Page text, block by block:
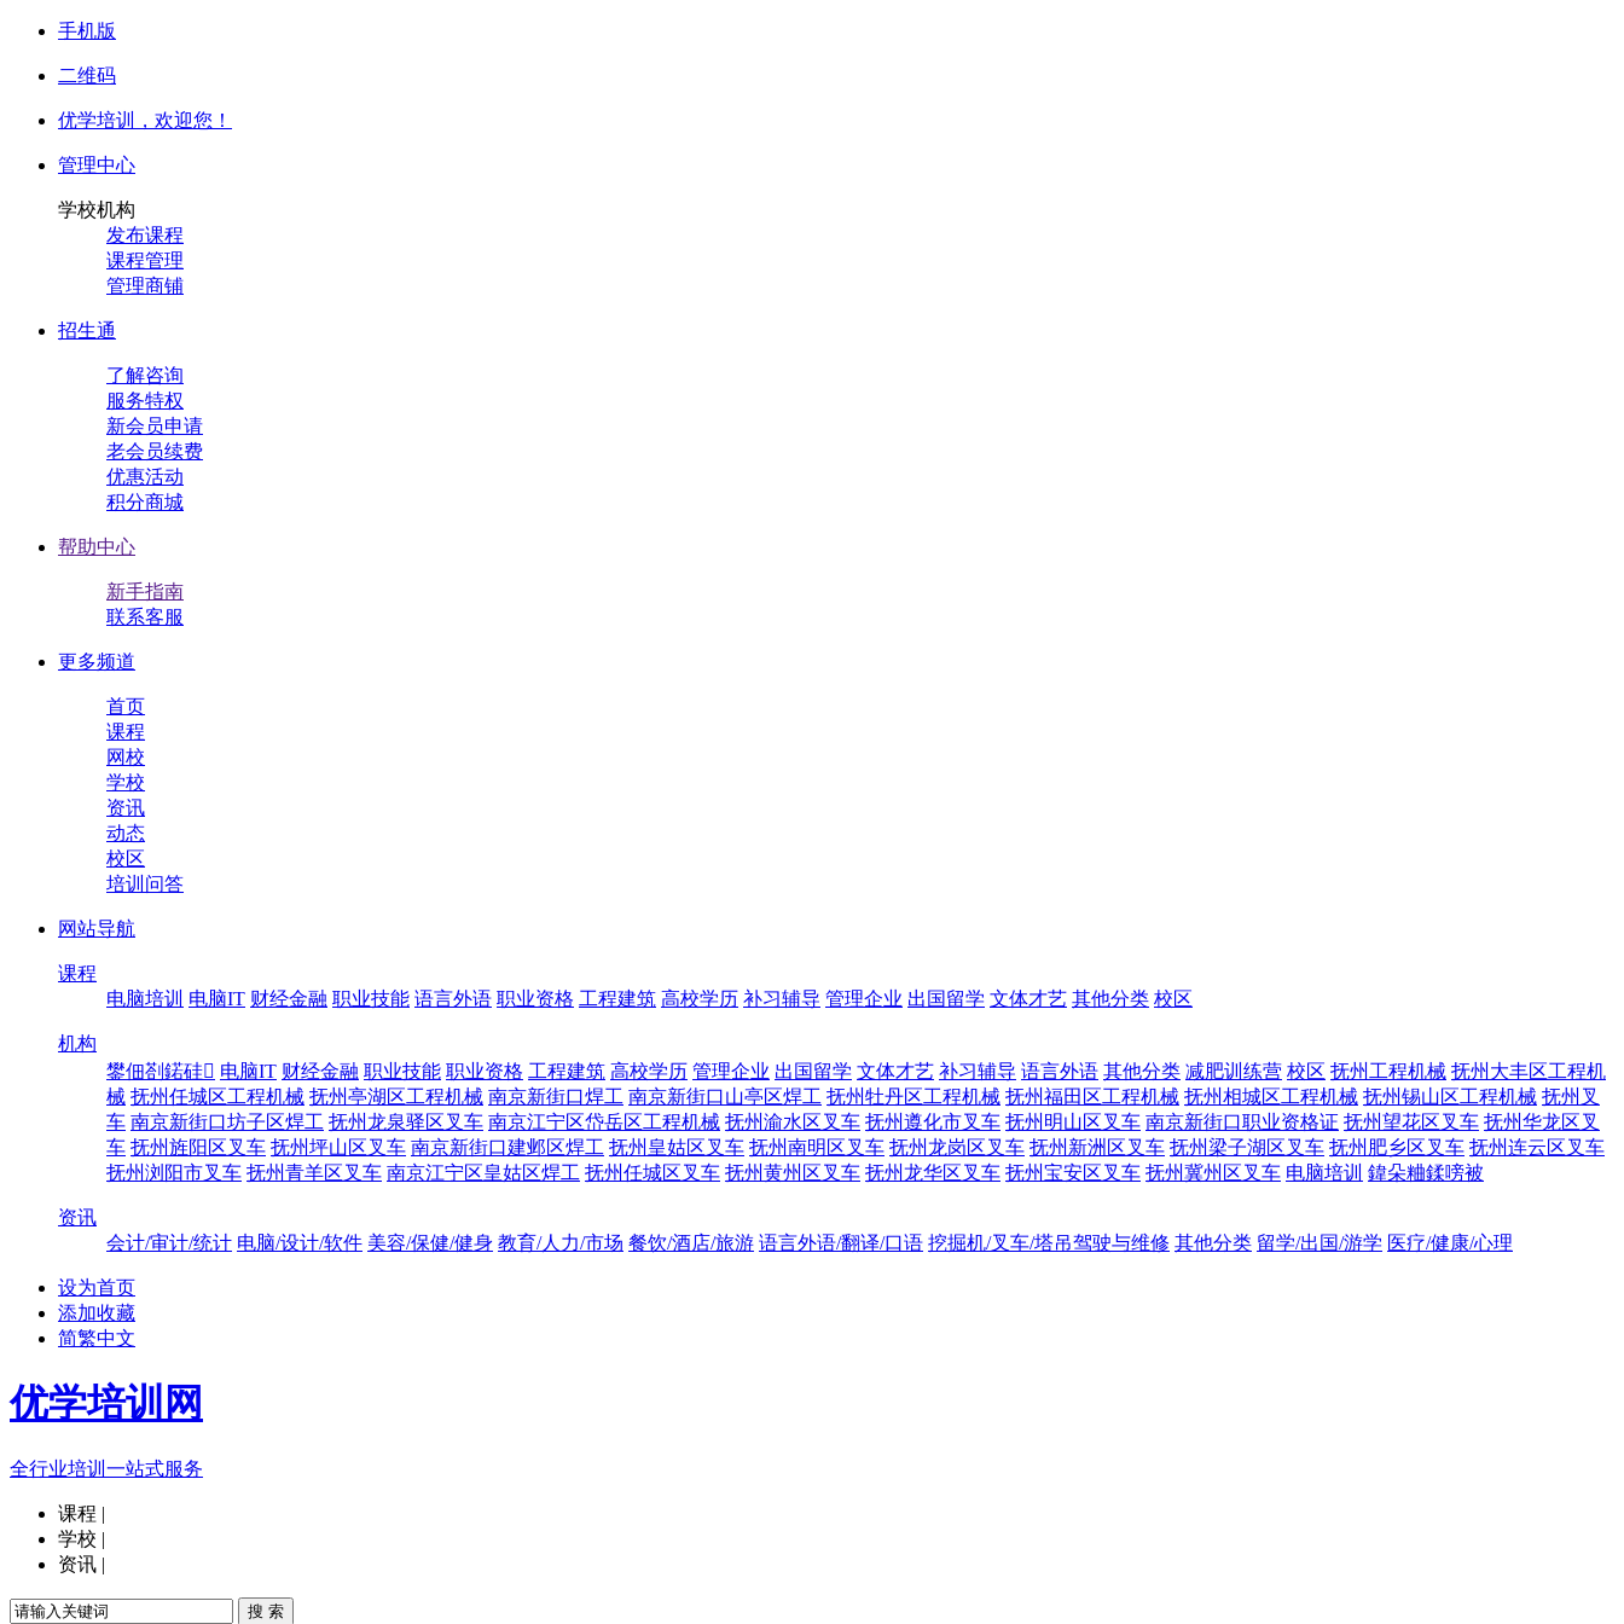
手机版
二维码
优学培训， 欢迎您！
管理中心
学校机构
发布课程
课程管理
管理商铺
招生通
了解咨询
服务特权
新会员申请
老会员续费
优惠活动
积分商城
帮助中心
新手指南
联系客服
更多频道
首页
课程
网校
学校
资讯
动态
校区
培训问答
网站导航
课程
电脑培训 电脑IT 财经金融 职业技能 语言外语 职业资格 工程建筑 高校学历 补习辅导 管理企业 出国留学 文体才艺 其他分类 校区
机构
鐢佃剳鍩硅 电脑IT 财经金融 职业技能 职业资格 工程建筑 高校学历 管理企业 出国留学 文体才艺 补习辅导 语言外语 其他分类 减肥训练营 校区 抚州工程机械 抚州大丰区工程机
械 抚州任城区工程机械 抚州亭湖区工程机械 南京新街口焊工 南京新街口山亭区焊工 抚州牡丹区工程机械 抚州福田区工程机械 抚州相城区工程机械 抚州锡山区工程机械 抚州叉
车 南京新街口坊子区焊工 抚州龙泉驿区叉车 南京江宁区岱岳区工程机械 抚州渝水区叉车 抚州遵化市叉车 抚州明山区叉车 南京新街口职业资格证 抚州望花区叉车 抚州华龙区叉
车 抚州旌阳区叉车 抚州坪山区叉车 南京新街口建邺区焊工 抚州皇姑区叉车 抚州南明区叉车 抚州龙岗区叉车 抚州新洲区叉车 抚州梁子湖区叉车 抚州肥乡区叉车 抚州连云区叉车
抚州浏阳市叉车 抚州青羊区叉车 南京江宁区皇姑区焊工 抚州任城区叉车 抚州黄州区叉车 抚州龙华区叉车 抚州宝安区叉车 抚州冀州区叉车 电脑培训 鍏朵粬鍒嗙被
资讯
会计/审计/统计 电脑/设计/软件 美容/保健/健身 教育/人力/市场 餐饮/酒店/旅游 语言外语/翻译/口语 挖掘机/叉车/塔吊驾驶与维修 其他分类 留学/出国/游学 医疗/健康/心理
设为首页
添加收藏
简繁中文
优学培训网
全行业培训一站式服务
课程 |
学校 |
资讯 |